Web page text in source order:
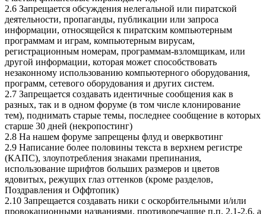
2.6 Запрещается обсуждения нелегальной или пиратской
деятельности, пропаганды, публикации или запроса
информации, относящейся к пиратским компьютерным
программам и играм, компьютерным вирусам,
регистрационным номерам, программам-взломщикам, или
другой информации, которая может способствовать
незаконному использованию компьютерного оборудования,
программ, сетевого оборудования и других систем.
2.7 Запрещается создавать идентичные сообщения как в
разных, так и в одном форуме (в том числе клонирование
тем), поднимать старые темы, последнее сообщение в которых
старше 30 дней (некропостинг)
2.8 На нашем форуме запрещены флуд и оверквотинг
2.9 Написание более половины текста в верхнем регистре
(КАПС), злоупотребления знаками препинания,
использование шрифтов больших размеров и цветов
ядовитых, режущих глаз оттенков (кроме разделов,
Поздравления и Оффтопик)
2.10 Запрещается создавать ники с оскорбительными и/или
провокационными названиями, противоречащие п.п. 2.1-2.6, а